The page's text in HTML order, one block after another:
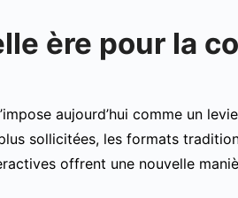
ère pour la
aujourd’hui comme un
sollicitées, les formats
offrent une nouvelle